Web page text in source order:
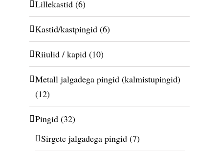
Lillekastid (6)
Kastid/kastpingid (6)
Riiulid / kapid (10)
Metall jalgadega pingid (kalmistupingid)
(12)
Pingid (32)
Sirgete jalgadega pingid (7)